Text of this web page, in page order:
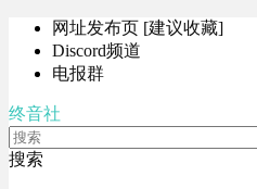
网址发布页 [建议收藏]
Discord频道
电报群
终音社
搜索